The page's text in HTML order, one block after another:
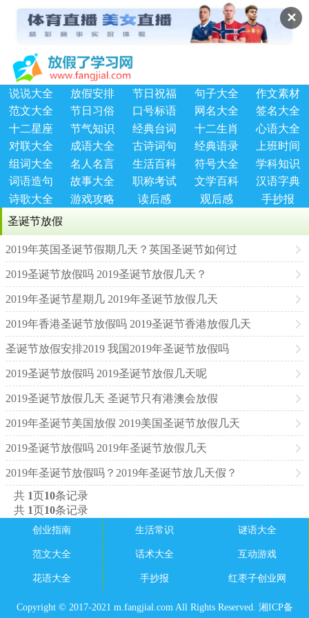
✕
说说大全 放假安排 节日祝福 句子大全
作文素材
范文大全
节日习俗 口号标语 网名大全
签名大全
十二星座
节气知识 经典台词 十二生肖
心语大全
对联大全
成语大全 古诗词句 经典语录
上班时间
组词大全
名人名言 生活百科 符号大全
学科知识
词语造句
故事大全 职称考试 文学百科
汉语字典
诗歌大全
游戏攻略 读后感 观后感
手抄报
圣诞节放假
2019年英国圣诞节假期几天？英国圣诞节如何过
2019圣诞节放假吗 2019圣诞节放假几天？
2019年圣诞节星期几 2019年圣诞节放假几天
2019年香港圣诞节放假吗 2019圣诞节香港放假几天
圣诞节放假安排2019 我国2019年圣诞节放假吗
2019圣诞节放假吗 2019圣诞节放假几天呢
2019圣诞节放假几天 圣诞节只有港澳会放假
2019年圣诞节美国放假 2019美国圣诞节放假几天
2019圣诞节放假吗 2019年圣诞节放假几天
2019年圣诞节放假吗？2019年圣诞节放几天假？
共 1页10条记录
共 1页10条记录
创业指南 生活常识 谜语大全
范文大全 话术大全 互动游戏
花语大全 手抄报 红枣子创业网
Copyright © 2017-2021 m.fangjial.com All Rights Reserved. 湘ICP备